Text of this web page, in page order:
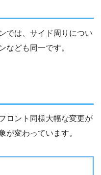
では、サイド周りについ
なども同一です。
ロント同様大幅な変更が
が変わっています。